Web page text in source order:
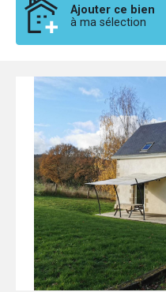
Ajouter ce bien
à ma sélection